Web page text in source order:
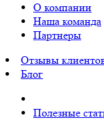
О компании
Наша команда
Партнеры
Отзывы
Блог
Полезные